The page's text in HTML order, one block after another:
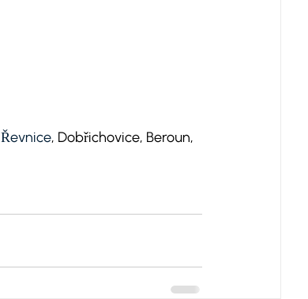
Řevnice, Dobřichovice, Beroun,